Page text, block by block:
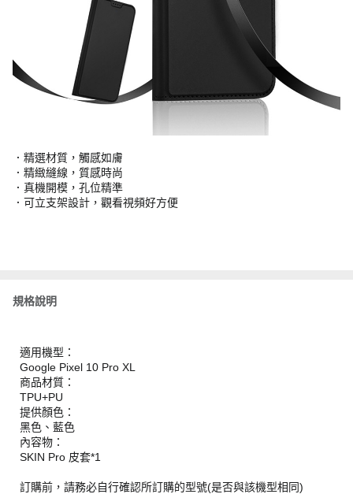
．精選材質，觸感如膚
．精緻縫線，質感時尚
．真機開模，孔位精準
．可立支架設計，觀看視頻好方便
規格說明
適用機型：
Google Pixel 10 Pro XL
商品材質：
TPU+PU
提供顏色：
黑色、藍色
內容物：
SKIN Pro 皮套*1
訂購前，請務必自行確認所訂購的型號(是否與該機型相同)